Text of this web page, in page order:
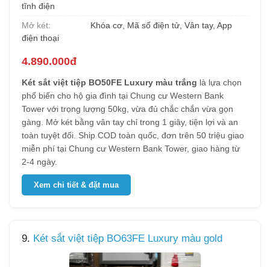
tĩnh điện
Mở két:
Khóa cơ, Mã số điện tử, Vân tay, App
điện thoại
4.890.000đ
Két sắt việt tiệp BO50FE Luxury màu trắng là lựa chọn
phổ biến cho hộ gia đình tại Chung cư Western Bank
Tower với trọng lượng 50kg, vừa đủ chắc chắn vừa gọn
gàng. Mở két bằng vân tay chỉ trong 1 giây, tiện lợi và an
toàn tuyệt đối. Ship COD toàn quốc, đơn trên 50 triệu giao
miễn phí tại Chung cư Western Bank Tower, giao hàng từ
2-4 ngày.
Xem chi tiết & đặt mua
9. Két sắt việt tiệp BO63FE Luxury màu gold